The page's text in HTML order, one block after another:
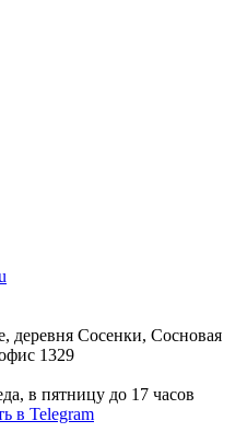
деревня Сосенки, Сосновая
1329
в пятницу до 17 часов